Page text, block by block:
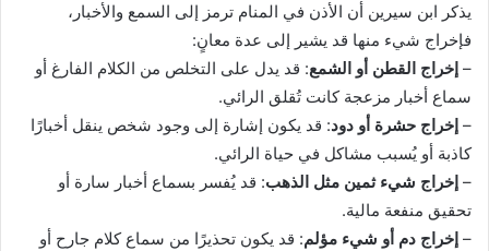
يذكر ابن سيرين أن الأذن في المنام ترمز إلى السمع والأخبار،
فإخراج شيء منها قد يشير إلى عدة معانٍ:
– إخراج القطن أو الشمع: قد يدل على التخلص من الكلام الفارغ أو
سماع أخبار مزعجة كانت تُقلق الرائي.
– إخراج حشرة أو دود: قد يكون إشارة إلى وجود شخص ينقل أخبارًا
كاذبة أو يُسبب مشاكل في حياة الرائي.
– إخراج شيء ثمين مثل الذهب: قد يُفسر بسماع أخبار سارة أو
تحقيق منفعة مالية.
– إخراج دم أو شيء مؤلم: قد يكون تحذيرًا من سماع كلام جارح أو